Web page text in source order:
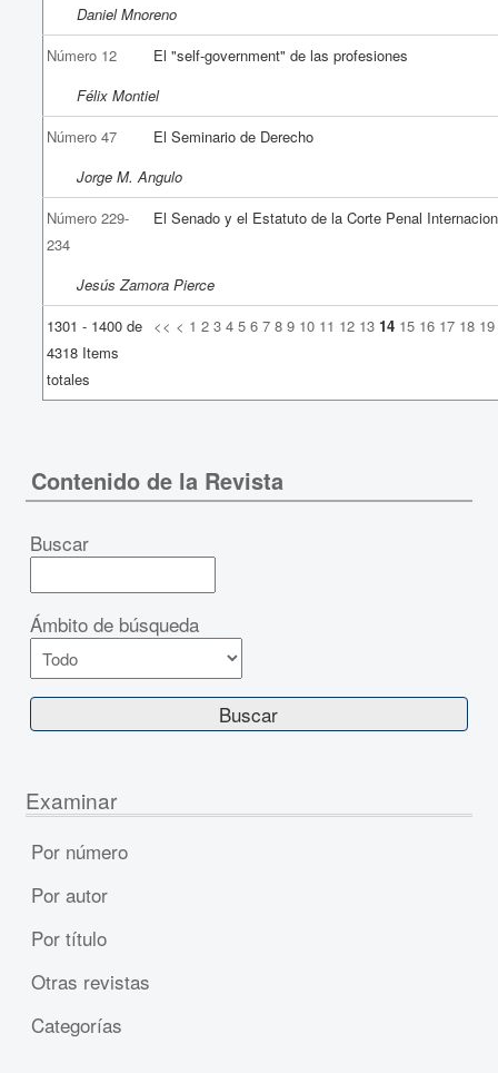
Daniel Mnoreno
Número 12
El "self-government" de las profesiones
Félix Montiel
Número 47
El Seminario de Derecho
Jorge M. Angulo
Número 229-
234
El Senado y el Estatuto de la Corte Penal
Jesús Zamora Pierce
1301 - 1400 de
4318 Items
totales
<< < 1 2 3 4 5 6 7 8 9 10 11 12 13 14 15 16 17 18 19
Contenido de la Revista
Buscar
Ámbito de búsqueda
Examinar
Por número
Por autor
Por título
Otras revistas
Categorías